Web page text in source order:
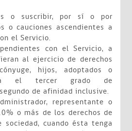
o suscribir, por sí o por
o cauciones ascendientes a
el Servicio.
con el Servicio, a
al ejercicio de derechos
hijos, adoptados o
el tercer grado de
de afinidad inclusive.
representante o
o más de los derechos de
sociedad, cuando ésta tenga